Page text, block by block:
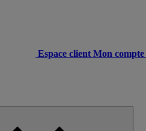
Espace client Mon compte